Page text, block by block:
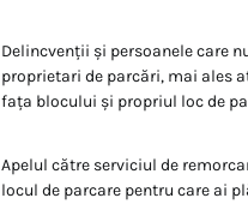
Delincvenții și persoanele care
proprietari de parcări, mai ales
fața blocului și propriul loc de
Apelul către serviciul de
locul de parcare pentru care ai